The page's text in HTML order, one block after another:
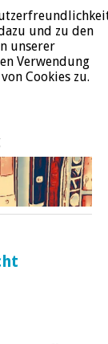
ÜBER JURALIT
und zu den
unserer
Verwendung
Cookies zu.